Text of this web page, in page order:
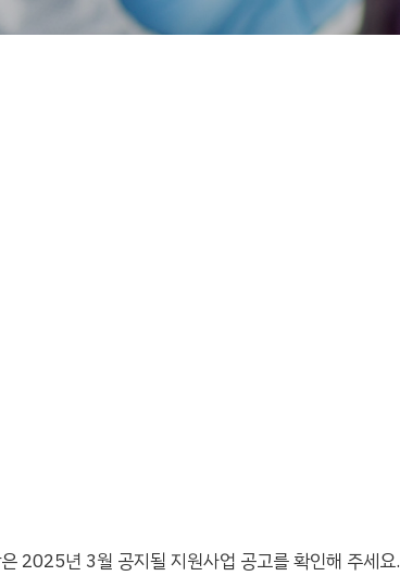
2025년 3월 공지될 지원사업 공고를 확인해 주세요.